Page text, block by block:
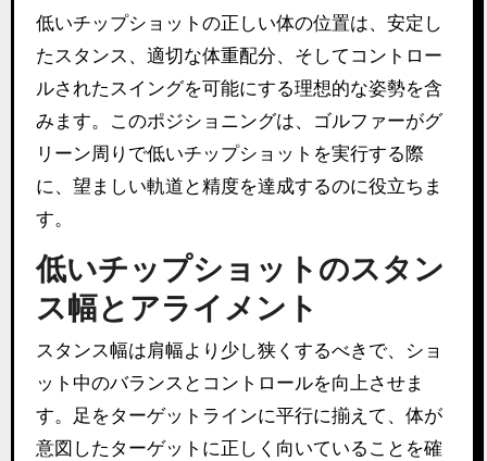
低いチップショットの正しい体の位置は、安定し
たスタンス、適切な体重配分、そしてコントロー
ルされたスイングを可能にする理想的な姿勢を含
みます。このポジショニングは、ゴルファーがグ
リーン周りで低いチップショットを実行する際
に、望ましい軌道と精度を達成するのに役立ちま
す。
低いチップショットのスタン
ス幅とアライメント
スタンス幅は肩幅より少し狭くするべきで、ショ
ット中のバランスとコントロールを向上させま
す。足をターゲットラインに平行に揃えて、体が
意図したターゲットに正しく向いていることを確